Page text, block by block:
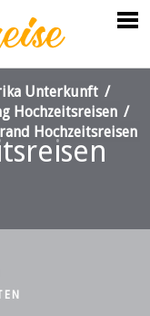
Unterkunft /
Hochzeitsreisen /
Hochzeitsreisen